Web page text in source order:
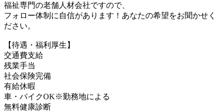
福祉専門の老舗人材会社ですので、
フォロー体制に自信があります！あなたの希望をお聞かせく
ださい。
【待遇・福利厚生】
交通費支給
残業手当
社会保険完備
有給休暇
車・バイクOK※勤務地による
無料健康診断